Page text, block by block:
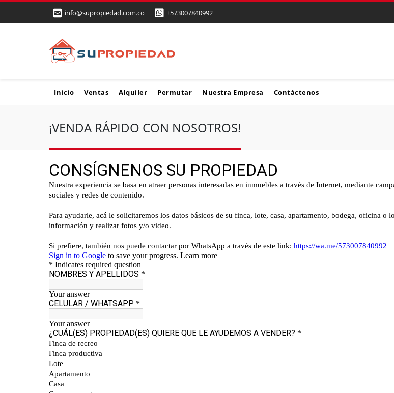
info@supropiedad.com.co +573007840992
Inicio Ventas Alquiler Permutar Nuestra Empresa Contáctenos
¡VENDA RÁPIDO CON NOSOTROS!